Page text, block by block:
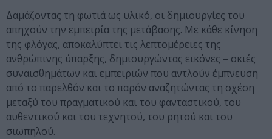
Δαμάζοντας τη φωτιά ως υλικό, οι δημιουργίες του
απηχούν την εμπειρία της μετάβασης. Με κάθε κίνηση
της φλόγας, αποκαλύπτει τις λεπτομέρειες της
ανθρώπινης ύπαρξης, δημιουργώντας εικόνες – σκιές
συναισθημάτων και εμπειριών που αντλούν έμπνευση
από το παρελθόν και το παρόν αναζητώντας τη σχέση
μεταξύ του πραγματικού και του φανταστικού, του
αυθεντικού και του τεχνητού, του ρητού και του
σιωπηλού.